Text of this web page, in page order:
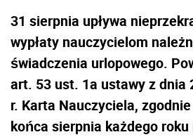
31 sierpnia upływa
wypłaty nauczycielom
świadczenia urlopowego.
art. 53 ust. 1a ustawy z dnia
r. Karta Nauczyciela,
końca sierpnia każdego